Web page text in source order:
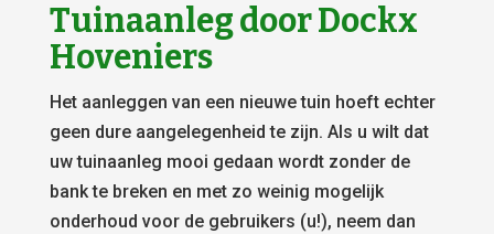
Tuinaanleg door Dockx
Hoveniers
Het aanleggen van een nieuwe tuin hoeft echter
geen dure aangelegenheid te zijn. Als u wilt dat
uw tuinaanleg mooi gedaan wordt zonder de
bank te breken en met zo weinig mogelijk
onderhoud voor de gebruikers (u!), neem dan